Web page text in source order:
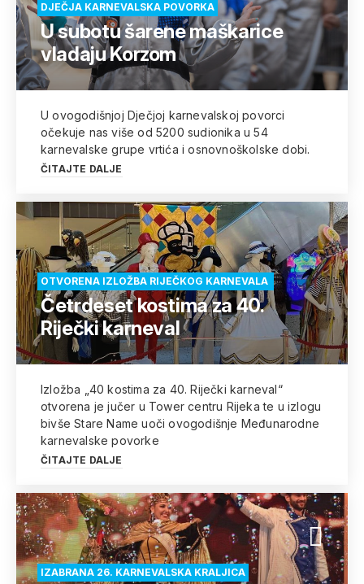
DJEČJA KARNEVALSKA POVORKA
U subotu šarene maškarice
vladaju Korzom
U ovogodišnjoj Dječjoj karnevalskoj povorci
očekuje nas više od 5200 sudionika u 54
karnevalske grupe vrtića i osnovnoškolske dobi.
ČITAJTE DALJE
OTVORENA IZLOŽBA RIJEČKOG KARNEVALA
Četrdeset kostima za 40.
Riječki karneval
Izložba „40 kostima za 40. Riječki karneval“
otvorena je jučer u Tower centru Rijeka te u izlogu
bivše Stare Name uoči ovogodišnje Međunarodne
karnevalske povorke
ČITAJTE DALJE
IZABRANA 26. KARNEVALSKA KRALJICA